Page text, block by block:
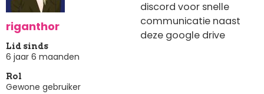
riganthor
Lid sinds
6 jaar 6 maanden
Rol
Gewone gebruiker
discord voor snelle
communicatie naast
deze google drive